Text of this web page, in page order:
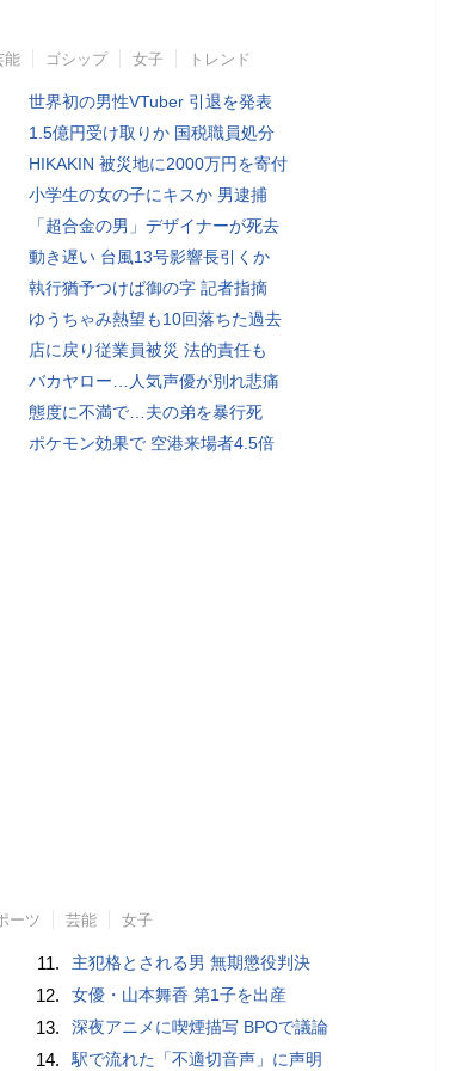
能 ゴシップ 女子 トレンド
世界初の男性VTuber 引退を発表
1.5億円受け取りか 国税職員処分
HIKAKIN 被災地に2000万円を寄付
小学生の女の子にキスか 男逮捕
「超合金の男」デザイナーが死去
動き遅い 台風13号影響長引くか
執行猶予つけば御の字 記者指摘
ゆうちゃみ熱望も10回落ちた過去
店に戻り従業員被災 法的責任も
バカヤロー…人気声優が別れ悲痛
態度に不満で…夫の弟を暴行死
ポケモン効果で 空港来場者4.5倍
ーツ 芸能 女子
11. 主犯格とされる男 無期懲役判決
12. 女優・山本舞香 第1子を出産
13. 深夜アニメに喫煙描写 BPOで議論
14. 駅で流れた「不適切音声」に声明